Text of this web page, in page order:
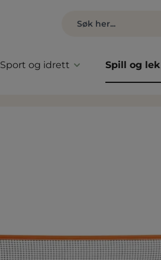
Sport og idrett Spill og lek